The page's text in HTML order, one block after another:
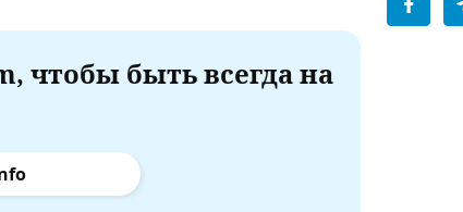
чтобы быть всегда на